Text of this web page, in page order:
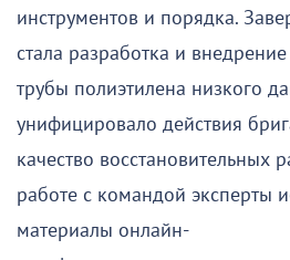
инструментов и порядка.
стала разработка и
трубы полиэтилена низкого
унифицировало действия
качество восстановительных
работе с командой эксперты
материалы онлайн-